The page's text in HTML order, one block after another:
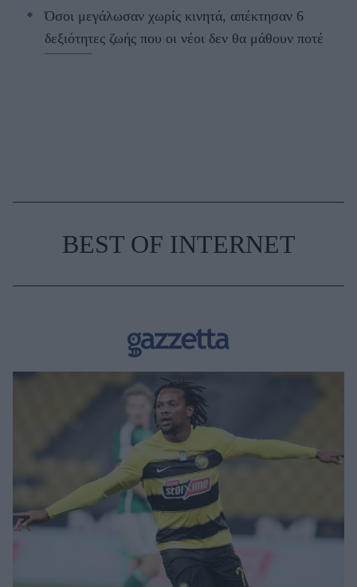
Όσοι μεγάλωσαν χωρίς κινητά, απέκτησαν 6
δεξιότητες ζωής που οι νέοι δεν θα μάθουν ποτέ
BEST OF INTERNET